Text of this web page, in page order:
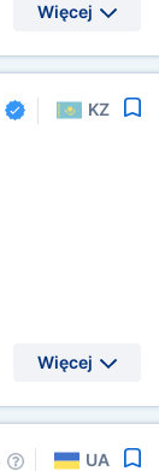
Więcej
KZ
Więcej
UA